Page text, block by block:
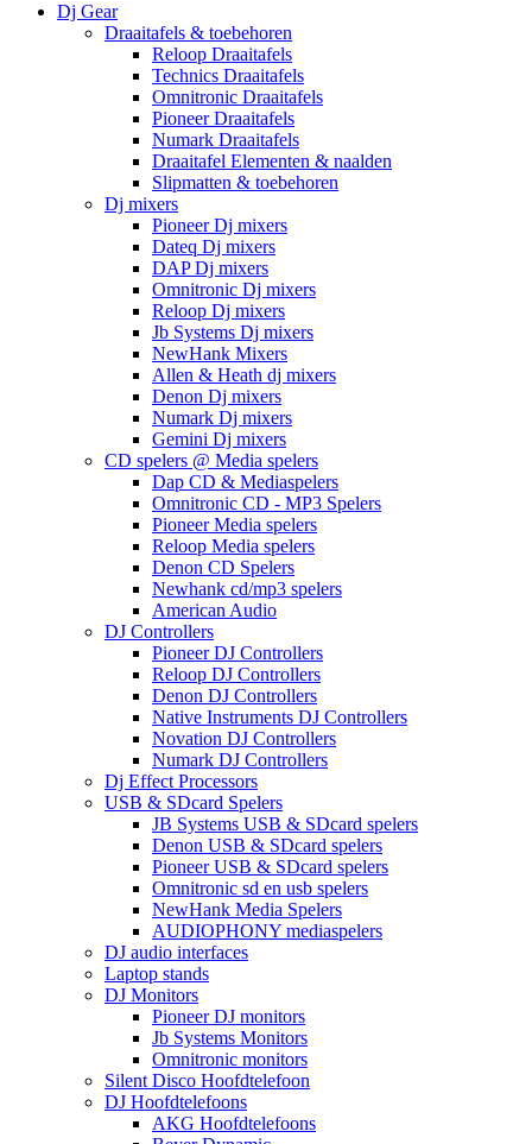
Dj Gear
Draaitafels & toebehoren
Reloop Draaitafels
Technics Draaitafels
Omnitronic Draaitafels
Pioneer Draaitafels
Numark Draaitafels
Draaitafel Elementen & naalden
Slipmatten & toebehoren
Dj mixers
Pioneer Dj mixers
Dateq Dj mixers
DAP Dj mixers
Omnitronic Dj mixers
Reloop Dj mixers
Jb Systems Dj mixers
NewHank Mixers
Allen & Heath dj mixers
Denon Dj mixers
Numark Dj mixers
Gemini Dj mixers
CD spelers @ Media spelers
Dap CD & Mediaspelers
Omnitronic CD - MP3 Spelers
Pioneer Media spelers
Reloop Media spelers
Denon CD Spelers
Newhank cd/mp3 spelers
American Audio
DJ Controllers
Pioneer DJ Controllers
Reloop DJ Controllers
Denon DJ Controllers
Native Instruments DJ Controllers
Novation DJ Controllers
Numark DJ Controllers
Dj Effect Processors
USB & SDcard Spelers
JB Systems USB & SDcard spelers
Denon USB & SDcard spelers
Pioneer USB & SDcard spelers
Omnitronic sd en usb spelers
NewHank Media Spelers
AUDIOPHONY mediaspelers
DJ audio interfaces
Laptop stands
DJ Monitors
Pioneer DJ monitors
Jb Systems Monitors
Omnitronic monitors
Silent Disco Hoofdtelefoon
DJ Hoofdtelefoons
AKG Hoofdtelefoons